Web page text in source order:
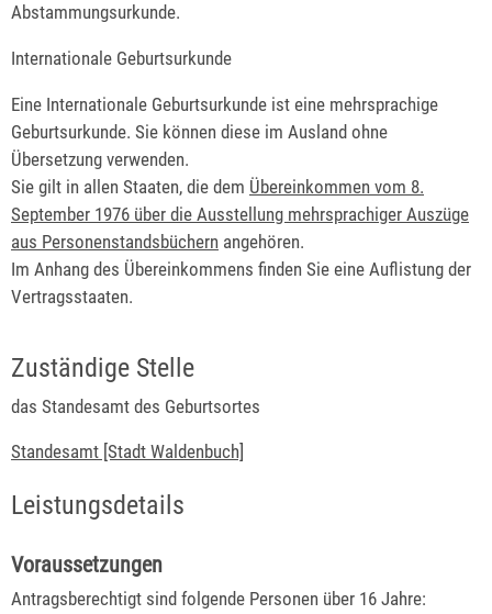
Abstammungsurkunde.
Internationale Geburtsurkunde
Eine Internationale Geburtsurkunde ist eine mehrsprachige
Geburtsurkunde. Sie können diese im Ausland ohne
Übersetzung verwenden.
Sie gilt in allen Staaten, die dem Übereinkommen vom 8.
September 1976 über die Ausstellung mehrsprachiger Auszüge
aus Personenstandsbüchern angehören.
Im Anhang des Übereinkommens finden Sie eine Auflistung der
Vertragsstaaten.
Zuständige Stelle
das Standesamt des Geburtsortes
Standesamt [Stadt Waldenbuch]
Leistungsdetails
Voraussetzungen
Antragsberechtigt sind folgende Personen über 16 Jahre: